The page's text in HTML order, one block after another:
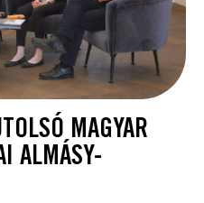
MAGYAR
ALMÁSY-